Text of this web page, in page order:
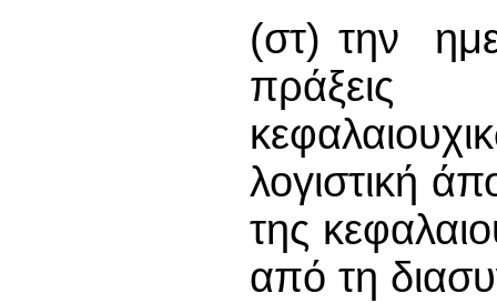
(στ) την
λογιστική
της
από τη